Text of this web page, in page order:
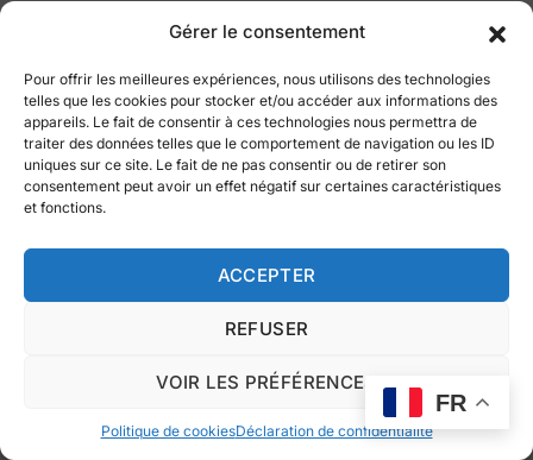
Gérer le consentement
Pour offrir les meilleures expériences, nous utilisons des technologies
telles que les cookies pour stocker et/ou accéder aux informations des
appareils. Le fait de consentir à ces technologies nous permettra de
traiter des données telles que le comportement de navigation ou les ID
uniques sur ce site. Le fait de ne pas consentir ou de retirer son
consentement peut avoir un effet négatif sur certaines caractéristiques
et fonctions.
ACCEPTER
REFUSER
VOIR LES PRÉFÉRENCES
Politique de cookiesDéclaration de confidentialité
quelques recommandations :
Choisissez les bons outils :Identifiez ceux qui
répondent spécifiquement à vos besoins.
Associez IA et humain :
Adoptez une approche durable :
l’empreinte écologique de vos vidéos avec des
Testez et apprenez :Expérimentez pour
trouver le bon équilibre entre efficacité et
créativité.
FR